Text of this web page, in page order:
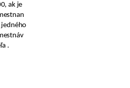
ak je
jedného
.